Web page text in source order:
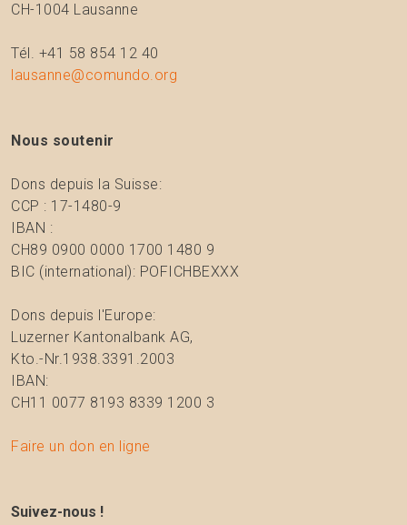
CH-1004 Lausanne
Tél. +41 58 854 12 40
lausanne@comundo.org
Nous soutenir
Dons depuis la Suisse:
CCP : 17-1480-9
IBAN :
CH89 0900 0000 1700 1480 9
BIC (international): POFICHBEXXX
Dons depuis l'Europe:
Luzerner Kantonalbank AG,
Kto.-Nr.1938.3391.2003
IBAN:
CH11 0077 8193 8339 1200 3
Faire un don en ligne
Suivez-nous !